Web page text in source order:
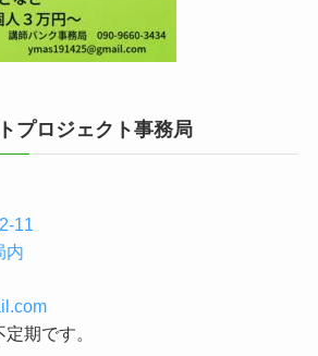
プロジェクト事務局
11
内
期です。